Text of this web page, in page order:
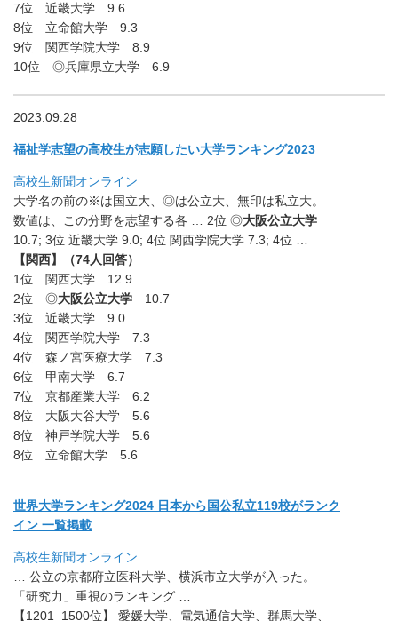
7位 近畿大学 9.6
8位 立命館大学 9.3
9位 関西学院大学 8.9
10位 ◎兵庫県立大学 6.9
2023.09.28
福祉学志望の高校生が志願したい大学ランキング2023
高校生新聞オンライン
大学名の前の※は国立大、◎は公立大、無印は私立大。
数値は、
この分野を志望する各 … 2位 ◎大阪公立大学
10.7; 3位 近畿大学 9.0; 4位 関西学院大学 7.3; 4位 …
【関西】（74人回答）
1位 関西大学 12.9
2位 ◎大阪公立大学 10.7
3位 近畿大学 9.0
4位 関西学院大学 7.3
4位 森ノ宮医療大学 7.3
6位 甲南大学 6.7
7位 京都産業大学 6.2
8位 大阪大谷大学 5.6
8位 神戸学院大学 5.6
8位 立命館大学 5.6
世界大学ランキング2024 日本から国公私立119校がランク
イン 一覧掲載
高校生新聞オンライン
… 公立の京都府立医科大学、横浜市立大学が入った。
「研究力」重視のランキング …
【1201–1500位】 愛媛大学、電気通信大学、群馬大学、